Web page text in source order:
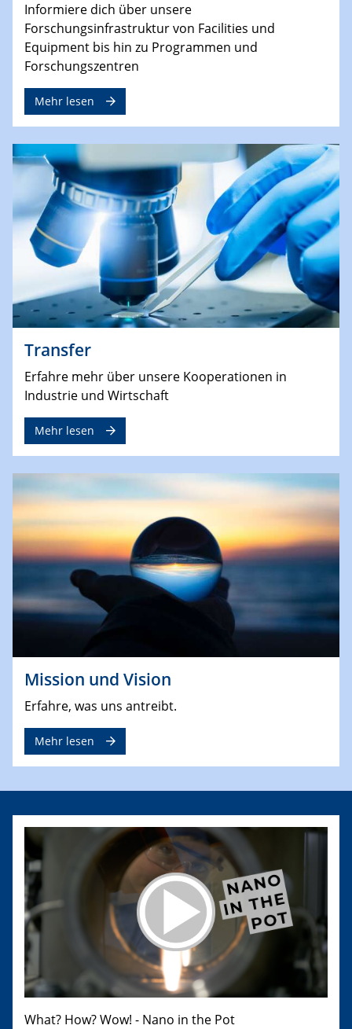
Informiere dich über unsere
Forschungsinfrastruktur von Facilities und
Equipment bis hin zu Programmen und
Forschungszentren
Mehr lesen
Transfer
Erfahre mehr über unsere Kooperationen in
Industrie und Wirtschaft
Mehr lesen
Mission und Vision
Erfahre, was uns antreibt.
Mehr lesen
What? How? Wow! - Nano in the Pot